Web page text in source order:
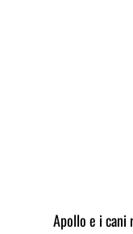
Apollo e i cani